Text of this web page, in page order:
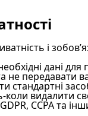
і
дані для
не передавати
стандартні
видалити
CCPA та